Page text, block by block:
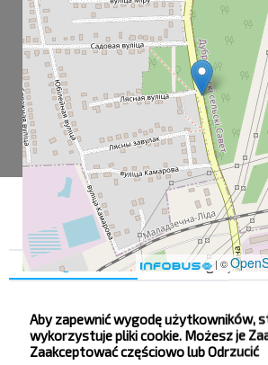
| ©
Малейковщизна
Малейковщизна Лесничество
Zgoda Szczegóły
Aby zapewnić wygodę użytkowników,
wykorzystuje pliki cookie. Możesz je
Zaakceptować częściowo lub Odrzucić